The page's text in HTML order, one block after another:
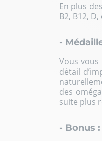
En plus
B2, B12,
-
Vous
détail
des
suite plus
- Bonus